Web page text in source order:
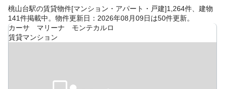
桃山台駅の賃貸物件[マンション・アパート・戸建]1,264件、建物
141件掲載中。物件更新日：2026年08月09日は50件更新。
カーサ マリーナ モンテカルロ
賃貸マンション